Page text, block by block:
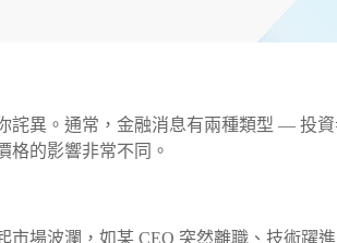
詫異。通常，金融消息有兩種類型 — 投資
格的影響非常不同。
場波瀾，如某 CEO 突然離職、技術躍